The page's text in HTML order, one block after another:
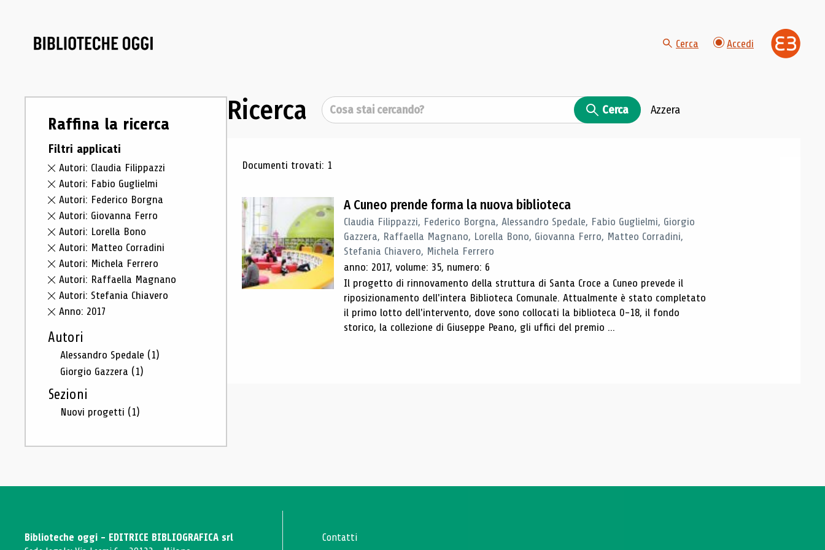
Cerca Accedi
Raffina la ricerca
Filtri applicati
Autori: Claudia Filippazzi
Autori: Fabio Guglielmi
Autori: Federico Borgna
Autori: Giovanna Ferro
Autori: Lorella Bono
Autori: Matteo Corradini
Autori: Michela Ferrero
Autori: Raffaella Magnano
Autori: Stefania Chiavero
Anno: 2017
Autori
Alessandro Spedale (1)
Giorgio Gazzera (1)
Sezioni
Nuovi progetti (1)
Ricerca Cerca Cerca Azzera
Risultati di ricerca
Documenti trovati: 1
A Cuneo prende forma la nuova biblioteca
Claudia Filippazzi, Federico Borgna, Alessandro Spedale, Fabio Guglielmi, Giorgio
Gazzera, Raffaella Magnano, Lorella Bono, Giovanna Ferro, Matteo Corradini,
Stefania Chiavero, Michela Ferrero
anno: 2017, volume: 35, numero: 6
Il progetto di rinnovamento della struttura di Santa Croce a Cuneo prevede il
riposizionamento dell'intera Biblioteca Comunale. Attualmente è stato completato
il primo lotto dell'intervento, dove sono collocati la biblioteca 0-18, il fondo
storico, la collezione di Giuseppe Peano, gli uffici del premio ...
Biblioteche oggi - EDITRICE BIBLIOGRAFICA srl
Contatti